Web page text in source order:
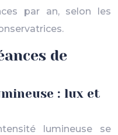
par an, selon les
de
: lux et
lumineuse se